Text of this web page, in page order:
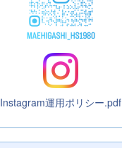
Instagram運用ポリシー.pdf